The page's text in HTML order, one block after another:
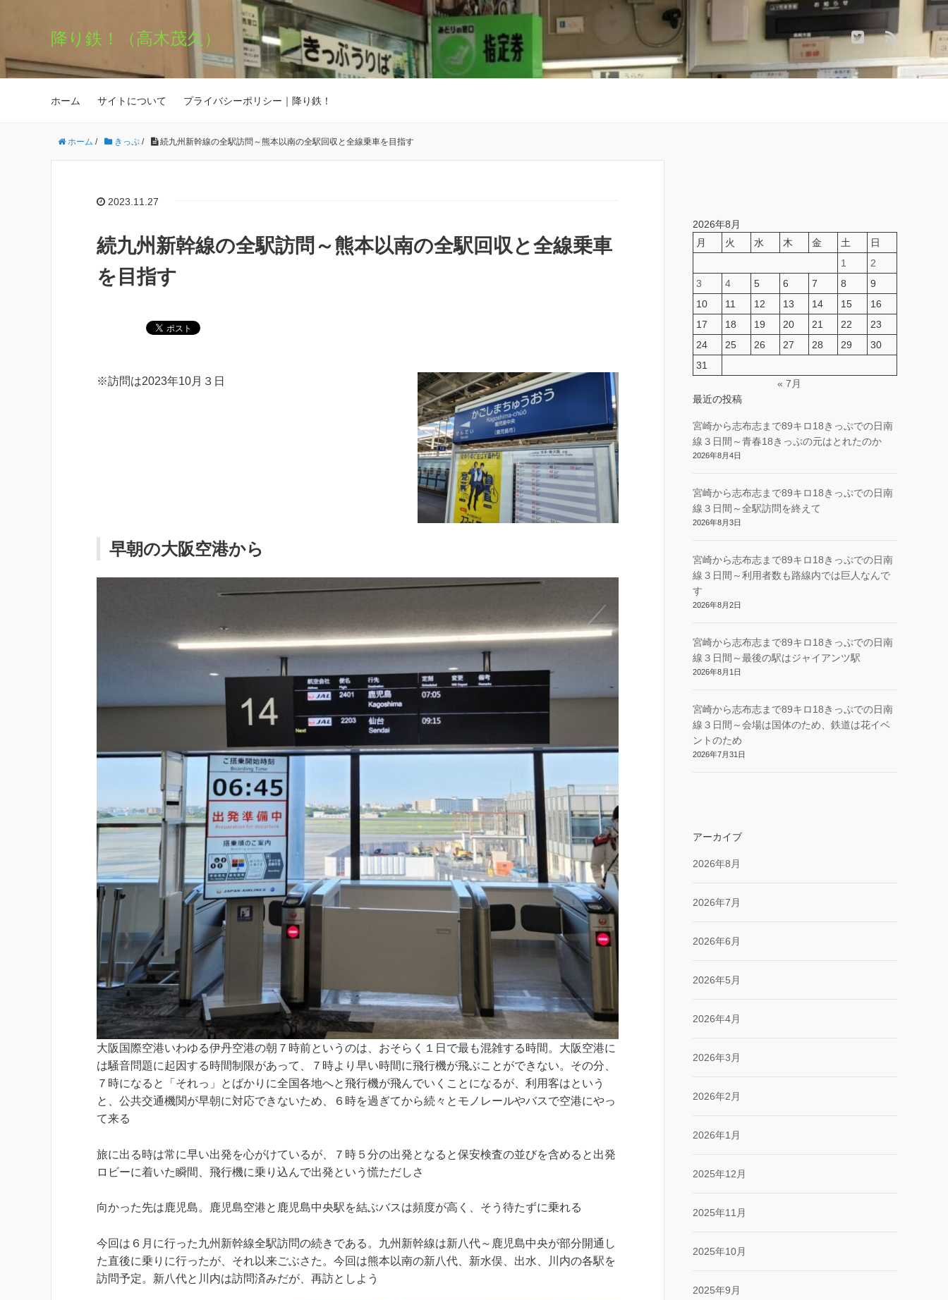
降り鉄！（高木茂久）
ホーム サイトについて プライバシーポリシー｜降り鉄！
ホーム / きっぷ / 続九州新幹線の全駅訪問～熊本以南の全駅回収と全線乗車を目指す
2023.11.27
続九州新幹線の全駅訪問～熊本以南の全駅回収と全線乗車
を目指す
※訪問は2023年10月３日
早朝の大阪空港から
大阪国際空港いわゆる伊丹空港の朝７時前というのは、おそらく１日で最も混雑する時間。大阪空港に
は騒音問題に起因する時間制限があって、７時より早い時間に飛行機が飛ぶことができない。その分、
７時になると「それっ」とばかりに全国各地へと飛行機が飛んでいくことになるが、利用客はという
と、公共交通機関が早朝に対応できないため、６時を過ぎてから続々とモノレールやバスで空港にやっ
て来る
旅に出る時は常に早い出発を心がけているが、７時５分の出発となると保安検査の並びを含めると出発
ロビーに着いた瞬間、飛行機に乗り込んで出発という慌ただしさ
向かった先は鹿児島。鹿児島空港と鹿児島中央駅を結ぶバスは頻度が高く、そう待たずに乗れる
今回は６月に行った九州新幹線全駅訪問の続きである。九州新幹線は新八代～鹿児島中央が部分開通し
た直後に乗りに行ったが、それ以来ごぶさた。今回は熊本以南の新八代、新水俣、出水、川内の各駅を
訪問予定。新八代と川内は訪問済みだが、再訪としよう
2026年8月
月
火 水 木 金 土
日
1
2
3
4 5 6 7 8
9
10
11 12 13 14 15
16
17
18 19 20 21 22
23
24
25 26 27 28 29
30
31
« 7月
最近の投稿
宮崎から志布志まで89キロ18きっぷでの日南
線３日間～青春18きっぷの元はとれたのか
2026年8月4日
宮崎から志布志まで89キロ18きっぷでの日南
線３日間～全駅訪問を終えて
2026年8月3日
宮崎から志布志まで89キロ18きっぷでの日南
線３日間～利用者数も路線内では巨人なんで
す
2026年8月2日
宮崎から志布志まで89キロ18きっぷでの日南
線３日間～最後の駅はジャイアンツ駅
2026年8月1日
宮崎から志布志まで89キロ18きっぷでの日南
線３日間～会場は国体のため、鉄道は花イベ
ントのため
2026年7月31日
アーカイブ
2026年8月
2026年7月
2026年6月
2026年5月
2026年4月
2026年3月
2026年2月
2026年1月
2025年12月
2025年11月
2025年10月
2025年9月